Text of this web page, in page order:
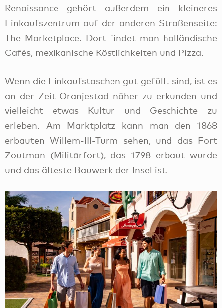
Renaissance gehört außerdem ein kleineres
Einkaufszentrum auf der anderen Straßenseite:
The Marketplace. Dort findet man holländische
Cafés, mexikanische Köstlichkeiten und Pizza.
Wenn die Einkaufstaschen gut gefüllt sind, ist es
an der Zeit Oranjestad näher zu erkunden und
vielleicht etwas Kultur und Geschichte zu
erleben. Am Marktplatz kann man den 1868
erbauten Willem-III-Turm sehen, und das Fort
Zoutman (Militärfort), das 1798 erbaut wurde
und das älteste Bauwerk der Insel ist.